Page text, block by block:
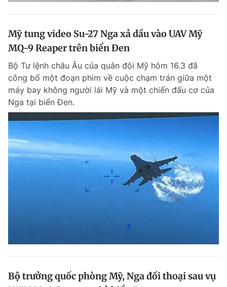
Mỹ tung video Su-27 Nga xả dầu vào UAV Mỹ
MQ-9 Reaper trên biển Đen
Bộ Tư lệnh châu Âu của quân đội Mỹ hôm 16.3 đã
công bố một đoạn phim về cuộc chạm trán giữa một
máy bay không người lái Mỹ và một chiến đấu cơ của
Nga tại biển Đen.
Bộ trưởng quốc phòng Mỹ, Nga đối thoại sau vụ